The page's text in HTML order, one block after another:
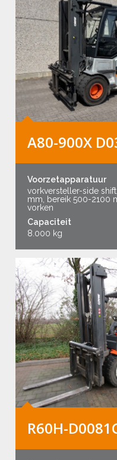
A80-900X
Voorzetapparatuur
vorkversteller-side
mm, bereik 500-2100
vorken
Capaciteit
8.000 kg
R60H-